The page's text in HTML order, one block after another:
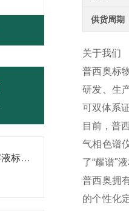
乙二胺四乙酸二钠滴定溶液标准物质的制备与应用指南
供货周期
关于我们
普西奥标
研发、生
可双体系
目前，普
气相色谱
了“耀谱"
普西奥拥
的个性化